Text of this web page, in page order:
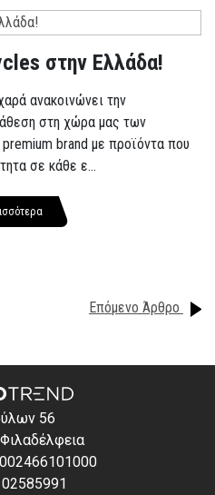
στην Ελλάδα!
ανακοινώνει την
στη χώρα μας των
brand με προϊόντα που
σε κάθε ε...
Επόμενο Άρθρο
56